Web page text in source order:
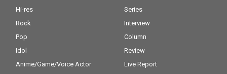
Hi-res
Rock
Pop
Idol
Anime/Game/Voice Actor
Series
Interview
Column
Review
Live Report